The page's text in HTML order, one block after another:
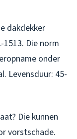
dakdekker
Die norm
onder
Levensduur: 45-
Die kunnen
vorstschade.